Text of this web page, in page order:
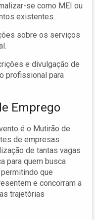
se como MEI ou
existentes.
sobre os serviços
e divulgação de
profissional para
Emprego
é o Mutirão de
de empresas
de tantas vagas
para quem busca
que
e concorram a
trajetórias